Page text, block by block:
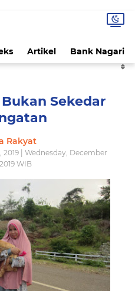
Artikel Bank Nagari
Sekedar
Rakyat
| Wednesday, December
WIB